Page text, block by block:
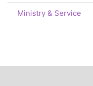
Ministry & Service